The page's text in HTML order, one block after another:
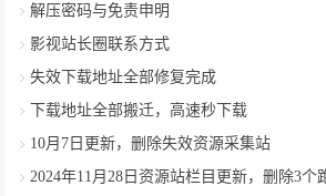
解压密码与免责申明
影视站长圈联系方式
失效下载地址全部修复完成
下载地址全部搬迁，高速秒下载
10月7日更新，删除失效资源采集站